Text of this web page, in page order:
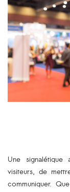
Une signalétique
visiteurs, de
communiquer.